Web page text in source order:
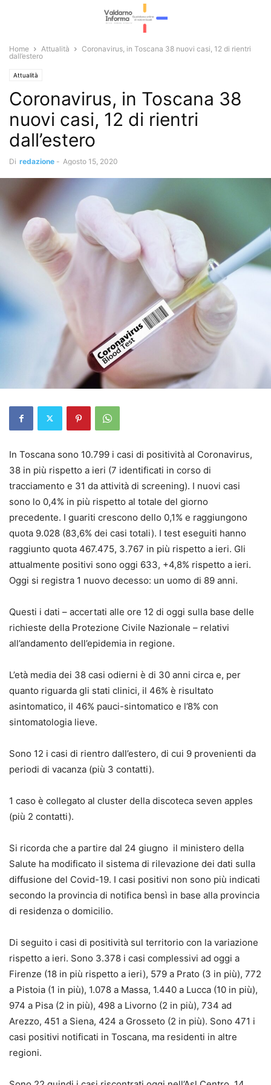
Home Attualità
Coronavirus, in Toscana 38 nuovi casi, 12 di rientri
dall’estero
Attualità
Coronavirus, in Toscana 38
nuovi casi, 12 di rientri
dall’estero
Di redazione - Agosto 15, 2020
In Toscana sono 10.799 i casi di positività al Coronavirus,
38 in più rispetto a ieri (7 identificati in corso di
tracciamento e 31 da attività di screening). I nuovi casi
sono lo 0,4% in più rispetto al totale del giorno
precedente. I guariti crescono dello 0,1% e raggiungono
quota 9.028 (83,6% dei casi totali). I test eseguiti hanno
raggiunto quota 467.475, 3.767 in più rispetto a ieri. Gli
attualmente positivi sono oggi 633, +4,8% rispetto a ieri.
Oggi si registra 1 nuovo decesso: un uomo di 89 anni.
Questi i dati – accertati alle ore 12 di oggi sulla base delle
richieste della Protezione Civile Nazionale – relativi
all’andamento dell’epidemia in regione.
L’età media dei 38 casi odierni è di 30 anni circa e, per
quanto riguarda gli stati clinici, il 46% è risultato
asintomatico, il 46% pauci-sintomatico e l’8% con
sintomatologia lieve.
Sono 12 i casi di rientro dall’estero, di cui 9 provenienti da
periodi di vacanza (più 3 contatti).
1 caso è collegato al cluster della discoteca seven apples
(più 2 contatti).
Si ricorda che a partire dal 24 giugno il ministero della
Salute ha modificato il sistema di rilevazione dei dati sulla
diffusione del Covid-19. I casi positivi non sono più indicati
secondo la provincia di notifica bensì in base alla provincia
di residenza o domicilio.
Di seguito i casi di positività sul territorio con la variazione
rispetto a ieri. Sono 3.378 i casi complessivi ad oggi a
Firenze (18 in più rispetto a ieri), 579 a Prato (3 in più), 772
a Pistoia (1 in più), 1.078 a Massa, 1.440 a Lucca (10 in più),
974 a Pisa (2 in più), 498 a Livorno (2 in più), 734 ad
Arezzo, 451 a Siena, 424 a Grosseto (2 in più). Sono 471 i
casi positivi notificati in Toscana, ma residenti in altre
regioni.